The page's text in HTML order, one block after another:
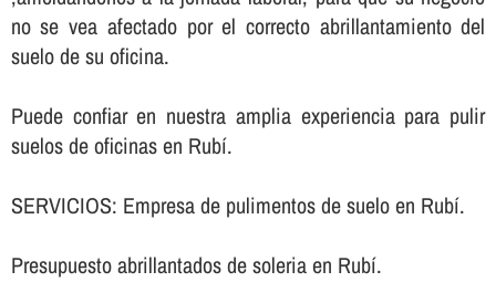
no se vea afectado por el correcto abrillantamiento del
suelo de su oficina.
Puede confiar en nuestra amplia experiencia para pulir
suelos de oficinas en Rubí.
SERVICIOS: Empresa de pulimentos de suelo en Rubí.
Presupuesto abrillantados de soleria en Rubí.